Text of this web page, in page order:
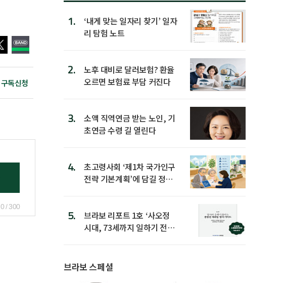
구독신청
0 / 300
1.
‘내게 맞는 일자리 찾기’ 일자
리 탐험 노트
2.
노후 대비로 달러보험? 환율
오르면 보험료 부담 커진다
3.
소액 직역연금 받는 노인, 기
초연금 수령 길 열린다
4.
초고령사회 ‘제1차 국가인구
전략 기본계획’에 담길 정책
5.
브라보 리포트 1호 ‘사오정
시대, 73세까지 일하기 전략’
브라보 스페셜